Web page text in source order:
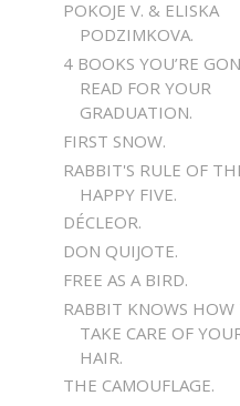
POKOJE V. & ELISKA
PODZIMKOVA.
4 BOOKS YOU’RE
READ FOR YOUR
GRADUATION.
FIRST SNOW.
RABBIT'S RULE OF
HAPPY FIVE.
DÉCLEOR.
DON QUIJOTE.
FREE AS A BIRD.
RABBIT KNOWS HOW
TAKE CARE OF
HAIR.
THE CAMOUFLAGE.